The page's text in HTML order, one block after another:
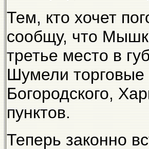
Тем, кто хочет
сообщу, что
третье место в
Шумели
Богородского,
пунктов.
Теперь законно